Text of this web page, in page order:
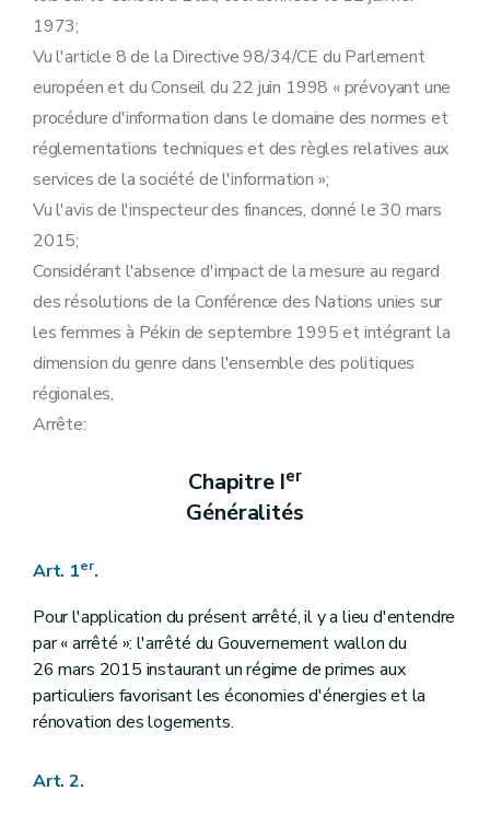
Art. 21
Art. 22
Section 3 Appropriation de l'installation électrique comportant le remplacement du coffret électrique
Art. 23
Art. 24
Section 4 Le remplacement des menuiseries extérieures lorsqu'il s'agit de simple vitrage ou moyennant avis conforme de l'estimateur relatif à des motifs de salubrité
Art. 25
Annexe
1973;
Vu l'article 8 de la Directive 98/34/CE du Parlement
européen et du Conseil du 22 juin 1998 « prévoyant une
procédure d'information dans le domaine des normes et
réglementations techniques et des règles relatives aux
services de la société de l'information »;
Vu l'avis de l'inspecteur des finances, donné le 30 mars
2015;
Considérant l'absence d'impact de la mesure au regard
des résolutions de la Conférence des Nations unies sur
les femmes à Pékin de septembre 1995 et intégrant la
dimension du genre dans l'ensemble des politiques
régionales,
Arrête:
Chapitre Ier
Généralités
Art. 1er.
Pour l'application du présent arrêté, il y a lieu d'entendre
par « arrêté »: l'arrêté du Gouvernement wallon du
26 mars 2015 instaurant un régime de primes aux
particuliers favorisant les économies d'énergies et la
rénovation des logements.
Art. 2.